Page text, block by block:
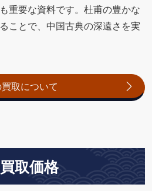
重要な資料です。杜甫の豊かな
ことで、中国古典の深遠さを実
取について
取価格